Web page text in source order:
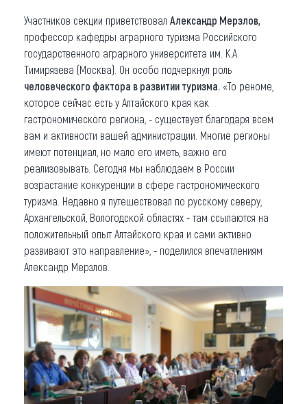
Участников секции приветствовал Александр Мерзлов,
профессор кафедры аграрного туризма Российского
государственного аграрного университета им. К.А.
Тимирязева (Москва). Он особо подчеркнул роль
человеческого фактора в развитии туризма. «То реноме,
которое сейчас есть у Алтайского края как
гастрономического региона, - существует благодаря всем
вам и активности вашей администрации. Многие регионы
имеют потенциал, но мало его иметь, важно его
реализовывать. Сегодня мы наблюдаем в России
возрастание конкуренции в сфере гастрономического
туризма. Недавно я путешествовал по русскому северу,
Архангельской, Вологодской областях - там ссылаются на
положительный опыт Алтайского края и сами активно
развивают это направление», - поделился впечатлениям
Александр Мерзлов.